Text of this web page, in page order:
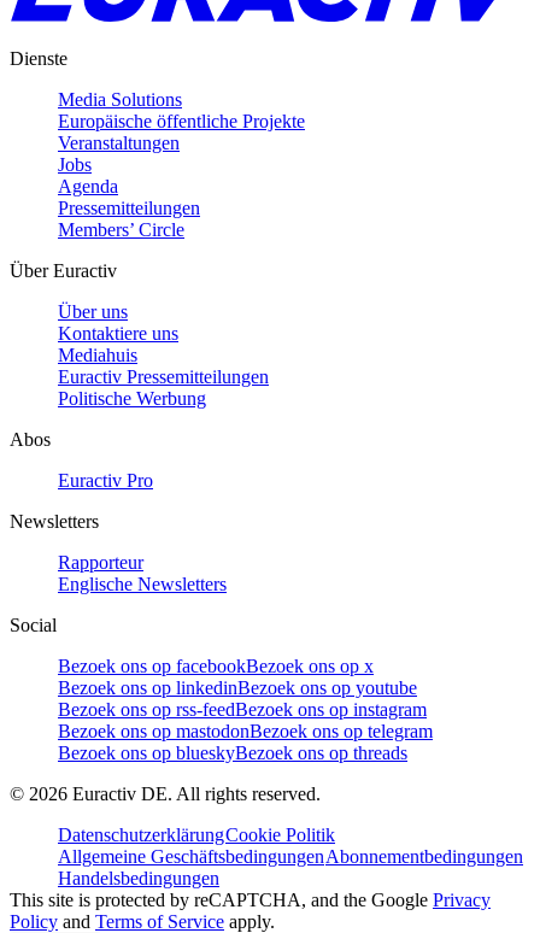
Dienste
Media Solutions
Europäische öffentliche Projekte
Veranstaltungen
Jobs
Agenda
Pressemitteilungen
Members’ Circle
Über Euractiv
Über uns
Kontaktiere uns
Mediahuis
Euractiv Pressemitteilungen
Politische Werbung
Abos
Euractiv Pro
Newsletters
Rapporteur
Englische Newsletters
Social
Bezoek ons op facebookBezoek ons op x
Bezoek ons op linkedinBezoek ons op youtube
Bezoek ons op rss-feedBezoek ons op instagram
Bezoek ons op mastodonBezoek ons op telegram
Bezoek ons op blueskyBezoek ons op threads
© 2026 Euractiv DE. All rights reserved.
DatenschutzerklärungCookie Politik
Allgemeine GeschäftsbedingungenAbonnementbedingungen
Handelsbedingungen
This site is protected by reCAPTCHA, and the Google Privacy
Policy and Terms of Service apply.